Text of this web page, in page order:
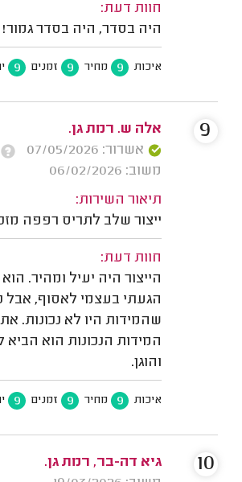
חוות דעת:
היה בסדר, היה בסדר גמור!
איכות 9 מחיר 9 זמנים 9
אלה ש. רמת גן.
אשרור: 07/05/2026
משוב: 06/02/2026
תיאור השירות:
ייצור שלב לתריס רפפה
חוות דעת:
הייצור היה יעיל ומהיר.
הגעתי בעצמי לאסוף, אבל
שהמידות היו לא נכונות.
המידות הנכונות הוא הביא
והוגן.
איכות 9 מחיר 9 זמנים 9
9
גיא דה-בר, רמת גן.
10